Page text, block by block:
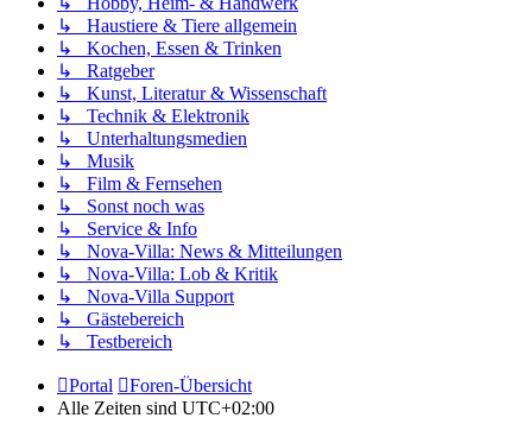
↳ Haustiere & Tiere allgemein
↳ Kochen, Essen & Trinken
↳ Ratgeber
↳ Kunst, Literatur & Wissenschaft
↳ Technik & Elektronik
↳ Unterhaltungsmedien
↳ Musik
↳ Film & Fernsehen
↳ Sonst noch was
↳ Service & Info
↳ Nova-Villa: News & Mitteilungen
↳ Nova-Villa: Lob & Kritik
↳ Nova-Villa Support
↳ Gästebereich
↳ Testbereich
Portal
Foren-Übersicht
Alle Zeiten sind UTC+02:00